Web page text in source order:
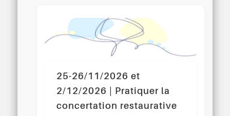
25-26/11/2026 et
2/12/2026 | Pratiquer la
concertation restaurative